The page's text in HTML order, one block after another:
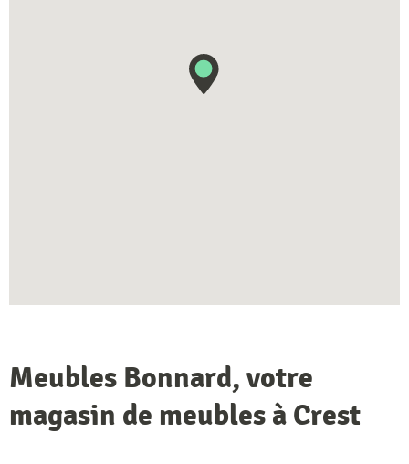
Meubles Bonnard, votre
magasin de meubles à Crest